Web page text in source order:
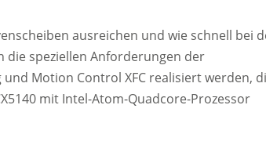
ausreichen und wie schnell bei
die speziellen Anforderungen der
und Motion Control XFC realisiert werden,
mit Intel-Atom-Quadcore-Prozessor